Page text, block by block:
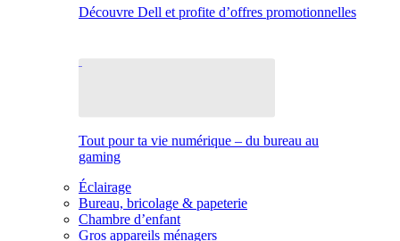
Découvre Dell et profite d’offres promotionnelles
Tout pour ta vie numérique – du bureau au
gaming
Éclairage
Bureau, bricolage & papeterie
Chambre d’enfant
Gros appareils ménagers